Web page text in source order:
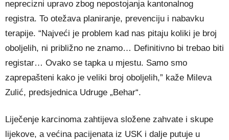
neprecizni upravo zbog nepostojanja kantonalnog
registra. To otežava planiranje, prevenciju i nabavku
terapije. “Najveći je problem kad nas pitaju koliki je broj
oboljelih, ni približno ne znamo… Definitivno bi trebao biti
registar… Ovako se tapka u mjestu. Samo smo
zaprepašteni kako je veliki broj oboljelih,” kaže Mileva
Zulić, predsjednica Udruge „Behar“.
Liječenje karcinoma zahtijeva složene zahvate i skupe
lijekove, a većina pacijenata iz USK i dalje putuje u